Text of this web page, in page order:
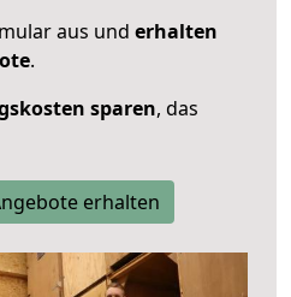
aus und erhalten
.
sparen, das
erhalten